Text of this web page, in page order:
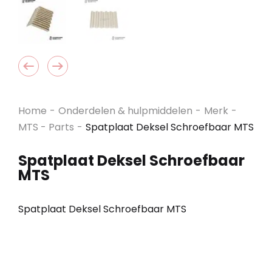
Home - Onderdelen & hulpmiddelen - Merk -
MTS - Parts - Spatplaat Deksel Schroefbaar MTS
Spatplaat Deksel Schroefbaar
MTS
Spatplaat Deksel Schroefbaar MTS